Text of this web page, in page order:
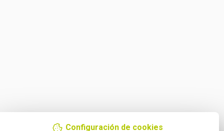
Configuración de cookies